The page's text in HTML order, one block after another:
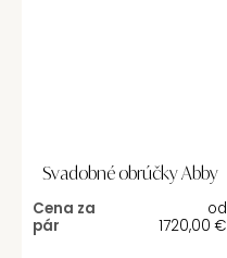
Svadobné obrúčky Abby
Cena za
pár
od
1720,00 €